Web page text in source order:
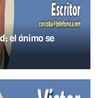
el ánimo se